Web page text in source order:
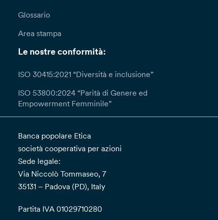
Glossario
Area stampa
Le nostre conformità:
ISO 30415:2021 “Diversità e inclusione”
ISO 53800:2024 “Parità di Genere ed
Empowerment Femminile”
Banca popolare Etica
società cooperativa per azioni
Sede legale:
Via Niccolò Tommaseo, 7
35131 – Padova (PD), Italy
Partita IVA 01029710280